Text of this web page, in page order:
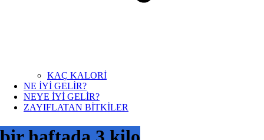
KAÇ KALORİ
NE İYİ GELİR?
NEYE İYİ GELİR?
ZAYIFLATAN BİTKİLER